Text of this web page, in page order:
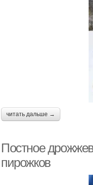
читать дальше →
Постное
пирожков